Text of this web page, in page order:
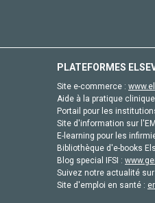
PLATEFORMES
Site e-commerce :
Aide à la pratique
Portail pour les
Site d'information sur
E-learning pour les
Bibliothèque d'e-books
Blog special IFSI :
Suivez notre actualité
Site d'emploi en santé :